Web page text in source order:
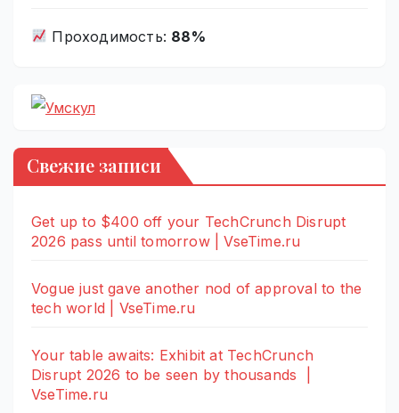
Проходимость: 88%
Свежие записи
Get up to $400 off your TechCrunch Disrupt
2026 pass until tomorrow | VseTime.ru
Vogue just gave another nod of approval to the
tech world | VseTime.ru
Your table awaits: Exhibit at TechCrunch
Disrupt 2026 to be seen by thousands |
VseTime.ru